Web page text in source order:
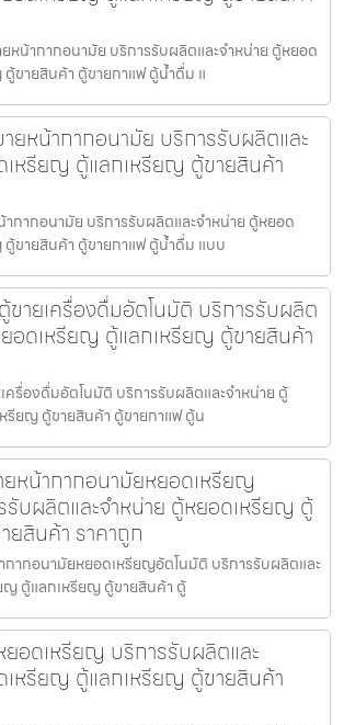
หน้ากากอนามัย บริการรับผลิตและจำหน่าย ตู้หยอด
ขายสินค้า ตู้ขายกาแฟ ตู้น้ำดื่ม แ
ายหน้ากากอนามัย บริการรับผลิตและ
เหรียญ ตู้แลกเหรียญ ตู้ขายสินค้า
ากากอนามัย บริการรับผลิตและจำหน่าย ตู้หยอด
ขายสินค้า ตู้ขายกาแฟ ตู้น้ำดื่ม แบบ
ขายเครื่องดื่ม​อัตโนมัติ บริการรับผลิต
ยอดเหรียญ ตู้แลกเหรียญ ตู้ขายสินค้า
ครื่องดื่ม​อัตโนมัติ บริการรับผลิตและจำหน่าย ตู้
รียญ ตู้ขายสินค้า ตู้ขายกาแฟ ตู้น
หน้ากากอนามัยหยอดเหรียญ​​​
รับผลิตและจำหน่าย ตู้หยอดเหรียญ ตู้
ยสินค้า ราคาถูก
ากอนามัยหยอดเหรียญ​​​อัตโนมัติ บริการรับผลิตและ
ญ ตู้แลกเหรียญ ตู้ขายสินค้า ตู้
ยอดเหรียญ บริการรับผลิตและ
เหรียญ ตู้แลกเหรียญ ตู้ขายสินค้า